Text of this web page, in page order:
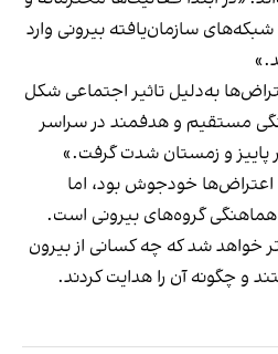
شبکه‌های سازمان‌یافته بیرونی وارد
به‌دلیل تاثیر اجتماعی شکل
مستقیم و هدفمند در سراسر
پاییز و زمستان شدت گرفت.»
اعتراض‌ها خودجوش بود، اما
گروه‌های بیرونی است.
خواهد شد که چه کسانی از بیرون
و چگونه آن را هدایت کردند.